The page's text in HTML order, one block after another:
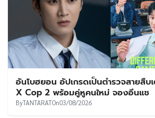
อันโบฮยอน อัปเกรดเป็นตำรวจสายสืบ
X Cop 2 พร้อมคู่หูคนใหม่ จองอึนแช
ByTANTARATOn03/08/2026